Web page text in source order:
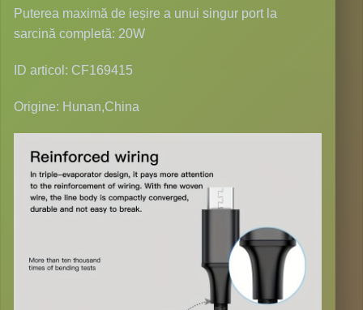
Puterea maximă de ieșire a unui singur port la
sarcină completă: 20W
ID articol: CF169415
Origine: Hunan,China